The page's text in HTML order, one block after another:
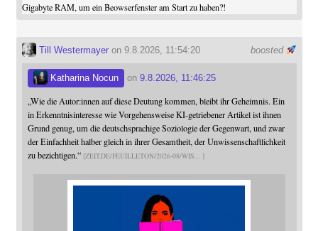
Gigabyte RAM, um ein Beowserfenster am Start zu haben?!
boosted
Till Westermayeron 9.8.2026, 11:54:20
Katharina Nocun on 9.8.2026, 11:46:25
„Wie die Autor:innen auf diese Deutung kommen, bleibt ihr Geheimnis. Ein
in Erkenntnisinteresse wie Vorgehensweise KI-getriebener Artikel ist ihnen
Grund genug, um die deutschsprachige Soziologie der Gegenwart, und zwar
der Einfachheit halber gleich in ihrer Gesamtheit, der Unwissenschaftlichkeit
zu bezichtigen.“ ZEIT.DE/FEUILLETON/2026-08/WIS